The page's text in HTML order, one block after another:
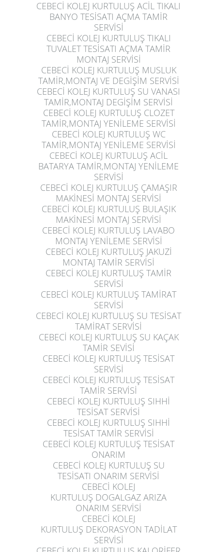
CEBECİ KOLEJ KURTULUŞ ACİL TIKALI
BANYO TESİSATI AÇMA TAMİR
SERVİSİ
CEBECİ KOLEJ KURTULUŞ TIKALI
TUVALET TESİSATI AÇMA TAMİR
MONTAJ SERVİSİ
CEBECİ KOLEJ KURTULUŞ MUSLUK
TAMİR,MONTAJ VE DEGİŞİM SERVİSİ
CEBECİ KOLEJ KURTULUŞ SU VANASI
TAMİR,MONTAJ DEGİŞİM SERVİSİ
CEBECİ KOLEJ KURTULUŞ CLOZET
TAMİR,MONTAJ YENİLEME SERVİSİ
CEBECİ KOLEJ KURTULUŞ WC
TAMİR,MONTAJ YENİLEME SERVİSİ
CEBECİ KOLEJ KURTULUŞ ACİL
BATARYA TAMİR,MONTAJ YENİLEME
SERVİSİ
CEBECİ KOLEJ KURTULUŞ ÇAMAŞIR
MAKİNESİ MONTAJ SERVİSİ
CEBECİ KOLEJ KURTULUŞ BULAŞIK
MAKİNESİ MONTAJ SERVİSİ
CEBECİ KOLEJ KURTULUŞ LAVABO
MONTAJ YENİLEME SERVİSİ
CEBECİ KOLEJ KURTULUŞ JAKUZİ
MONTAJ TAMİR SERVİSİ
CEBECİ KOLEJ KURTULUŞ TAMİR
SERVİSİ
CEBECİ KOLEJ KURTULUŞ TAMİRAT
SERVİSİ
CEBECİ KOLEJ KURTULUŞ SU TESİSAT
TAMİRAT SERVİSİ
CEBECİ KOLEJ KURTULUŞ SU KAÇAK
TAMİR SEVİSİ
CEBECİ KOLEJ KURTULUŞ TESİSAT
SERVİSİ
CEBECİ KOLEJ KURTULUŞ TESİSAT
TAMİR SERVİSİ
CEBECİ KOLEJ KURTULUŞ SIHHİ
TESİSAT SERVİSİ
CEBECİ KOLEJ KURTULUŞ SIHHİ
TESİSAT TAMİR SERVİSİ
CEBECİ KOLEJ KURTULUŞ TESİSAT
ONARIM
CEBECİ KOLEJ KURTULUŞ SU
TESİSATI ONARIM SERVİSİ
CEBECİ KOLEJ
KURTULUŞ DOGALGAZ ARIZA
ONARIM SERVİSİ
CEBECİ KOLEJ
KURTULUŞ DEKORASYON TADİLAT
SERVİSİ